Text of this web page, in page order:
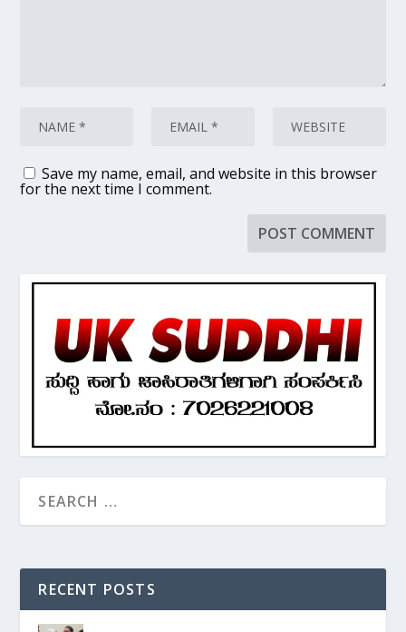
Save my name, email, and website in this browser
for the next time I comment.
RECENT POSTS